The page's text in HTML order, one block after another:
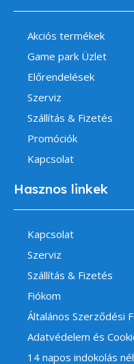
Akciós termékek
Game park Üzlet
Előrendelések
Szerviz
Szállítás & Fizetés
Promóciók
Kapcsolat
Hasznos linkek
Kapcsolat
Szerviz
Szállítás & Fizetés
Fiókom
Általános Szerződési
Adatvédelem és
14 napos indokolás